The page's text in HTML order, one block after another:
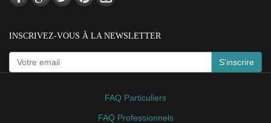
INSCRIVEZ-VOUS À LA NEWSLETTER
S'inscrire
FAQ Particuliers
FAQ Professionnels